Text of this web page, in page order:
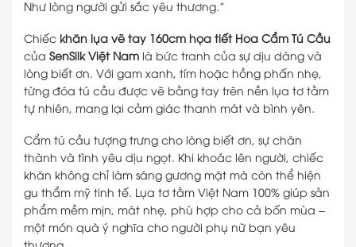
Như lòng người gửi sắc yêu thương.”
Chiếc khăn lụa vẽ tay 160cm họa tiết Hoa Cẩm Tú Cầu
của SenSilk Việt Nam là bức tranh của sự dịu dàng và
lòng biết ơn. Với gam xanh, tím hoặc hồng phấn nhẹ,
từng đóa tú cầu được vẽ bằng tay trên nền lụa tơ tằm
tự nhiên, mang lại cảm giác thanh mát và bình yên.
Cẩm tú cầu tượng trưng cho lòng biết ơn, sự chân
thành và tình yêu dịu ngọt. Khi khoác lên người, chiếc
khăn không chỉ làm sáng gương mặt mà còn thể hiện
gu thẩm mỹ tinh tế. Lụa tơ tằm Việt Nam 100% giúp sản
phẩm mềm mịn, mát nhẹ, phù hợp cho cả bốn mùa –
một món quà ý nghĩa cho người phụ nữ bạn yêu